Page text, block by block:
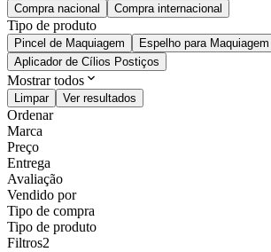
Compra nacional Compra internacional
Tipo de produto
Pincel de Maquiagem Espelho para
Aplicador de Cílios Postiços
Mostrar todos
Limpar Ver resultados
Ordenar
Marca
Preço
Entrega
Avaliação
Vendido por
Tipo de compra
Tipo de produto
Filtros2